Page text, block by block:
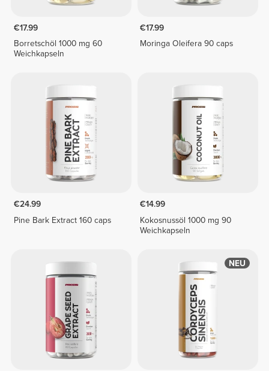
€17.99
Borretschöl 1000 mg 60
Weichkapseln
€17.99
Moringa Oleifera 90 caps
€24.99
Pine Bark Extract 160 caps
€14.99
Kokosnussöl 1000 mg 90
Weichkapseln
NEU